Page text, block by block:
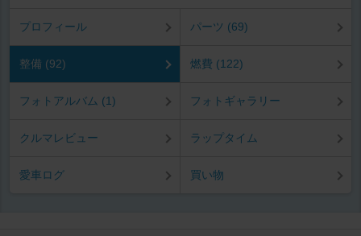
プロフィール パーツ (69)
整備 (92) 燃費 (122)
フォトアルバム (1) フォトギャラリー
クルマレビュー ラップタイム
愛車ログ 買い物